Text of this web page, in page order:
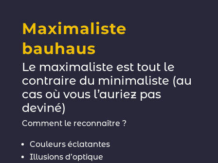
Maximaliste
bauhaus
Le maximaliste est tout le
contraire du minimaliste (au
cas où vous l’auriez pas
deviné)
Comment le reconnaître ?
Couleurs éclatantes
Illusions d’optique